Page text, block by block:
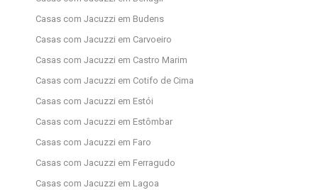
Casas com Jacuzzi em Budens
Casas com Jacuzzi em Carvoeiro
Casas com Jacuzzi em Castro Marim
Casas com Jacuzzi em Cotifo de Cima
Casas com Jacuzzi em Estói
Casas com Jacuzzi em Estômbar
Casas com Jacuzzi em Faro
Casas com Jacuzzi em Ferragudo
Casas com Jacuzzi em Lagoa